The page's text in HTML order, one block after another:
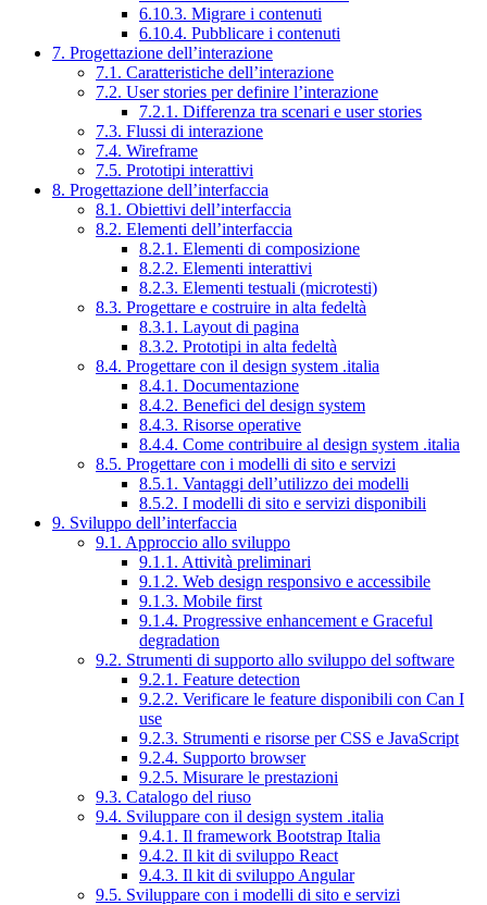
6.10.3. Migrare i contenuti
6.10.4. Pubblicare i contenuti
7. Progettazione dell’interazione
7.1. Caratteristiche dell’interazione
7.2. User stories per definire l’interazione
7.2.1. Differenza tra scenari e user stories
7.3. Flussi di interazione
7.4. Wireframe
7.5. Prototipi interattivi
8. Progettazione dell’interfaccia
8.1. Obiettivi dell’interfaccia
8.2. Elementi dell’interfaccia
8.2.1. Elementi di composizione
8.2.2. Elementi interattivi
8.2.3. Elementi testuali (microtesti)
8.3. Progettare e costruire in alta fedeltà
8.3.1. Layout di pagina
8.3.2. Prototipi in alta fedeltà
8.4. Progettare con il design system .italia
8.4.1. Documentazione
8.4.2. Benefici del design system
8.4.3. Risorse operative
8.4.4. Come contribuire al design system .italia
8.5. Progettare con i modelli di sito e servizi
8.5.1. Vantaggi dell’utilizzo dei modelli
8.5.2. I modelli di sito e servizi disponibili
9. Sviluppo dell’interfaccia
9.1. Approccio allo sviluppo
9.1.1. Attività preliminari
9.1.2. Web design responsivo e accessibile
9.1.3. Mobile first
9.1.4. Progressive enhancement e Graceful
degradation
9.2. Strumenti di supporto allo sviluppo del software
9.2.1. Feature detection
9.2.2. Verificare le feature disponibili con Can I
use
9.2.3. Strumenti e risorse per CSS e JavaScript
9.2.4. Supporto browser
9.2.5. Misurare le prestazioni
9.3. Catalogo del riuso
9.4. Sviluppare con il design system .italia
9.4.1. Il framework Bootstrap Italia
9.4.2. Il kit di sviluppo React
9.4.3. Il kit di sviluppo Angular
9.5. Sviluppare con i modelli di sito e servizi